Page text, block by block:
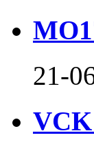
21-
VCK